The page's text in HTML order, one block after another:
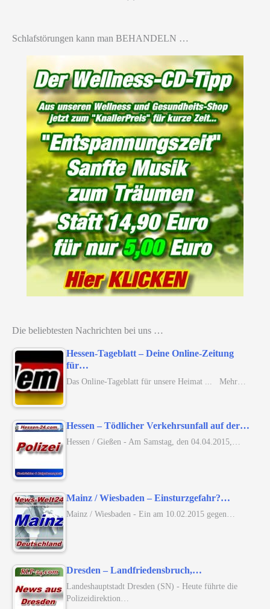
Schlafstörungen kann man BEHANDELN …
Die beliebtesten Nachrichten bei uns …
Hessen-Tageblatt – Deine Online-Zeitung
für…
Das Online-Tageblatt für unsere Heimat ... Mehr…
Hessen – Tödlicher Verkehrsunfall auf der…
Hessen / Gießen - Am Samstag, den 04.04.2015,…
Mainz / Wiesbaden – Einsturzgefahr?…
Mainz / Wiesbaden - Ein am 10.02.2015 gegen…
Dresden – Landfriedensbruch,…
Landeshauptstadt Dresden (SN) - Heute führte die
Polizeidirektion…